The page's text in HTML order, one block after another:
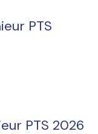
PTS
PTS 2026